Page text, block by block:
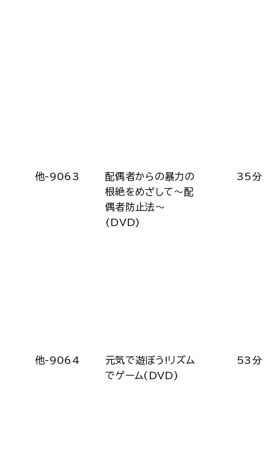
他-9063
配偶者からの暴力の
根絶をめざして～配
偶者防止法～
(DVD)
35分
他-9064
元気で遊ぼう!リズム
でゲーム(DVD)
53分